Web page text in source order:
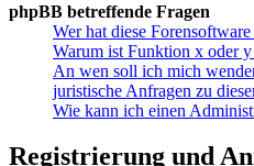
phpBB betreffende Fragen
Wer hat diese
Warum ist Funktion x oder
An wen soll ich mich
juristische Anfragen zu
Wie kann ich einen
Registrierung und